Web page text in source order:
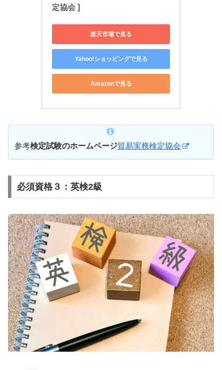
定協会 ]
楽天市場で見る
Yahoo!ショッピングで見る
Amazonで見る
参考検定試験のホームページ貿易実務検定協会
必須資格３：英検2級